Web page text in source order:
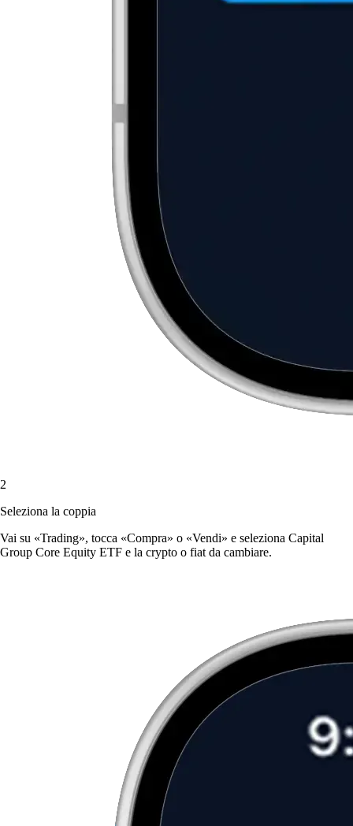
2
Seleziona la coppia
Vai su «Trading», tocca «Compra» o «Vendi» e seleziona Capital
Group Core Equity ETF e la crypto o fiat da cambiare.